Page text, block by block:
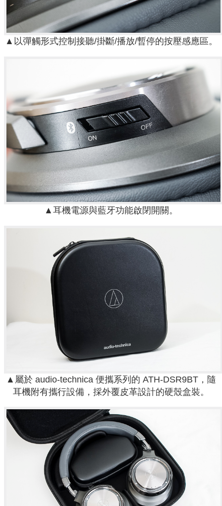
▲以彈觸形式控制接聽/掛斷/播放/暫停的按壓感應區。
▲耳機電源與藍牙功能啟閉開關。
▲屬於 audio-technica 便攜系列的 ATH-DSR9BT，隨
耳機附有攜行設備，採外覆皮革設計的硬殼盒裝。